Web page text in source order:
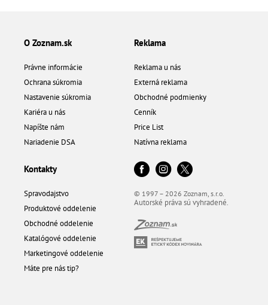
O Zoznam.sk
Právne informácie
Ochrana súkromia
Nastavenie súkromia
Kariéra u nás
Napíšte nám
Nariadenie DSA
Reklama
Reklama u nás
Externá reklama
Obchodné podmienky
Cenník
Price List
Natívna reklama
Kontakty
Spravodajstvo
Produktové oddelenie
Obchodné oddelenie
Katalógové oddelenie
Marketingové oddelenie
Máte pre nás tip?
© 1997 – 2026 Zoznam, s.r.o.
Autorské práva sú vyhradené.